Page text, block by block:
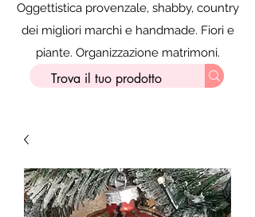
Oggettistica provenzale, shabby, country
dei migliori marchi e handmade. Fiori e
piante. Organizzazione matrimoni.